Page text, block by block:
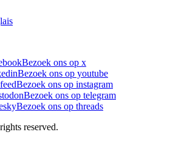
Bezoek ons op x
Bezoek ons op youtube
Bezoek ons op instagram
Bezoek ons op telegram
Bezoek ons op threads
reserved.